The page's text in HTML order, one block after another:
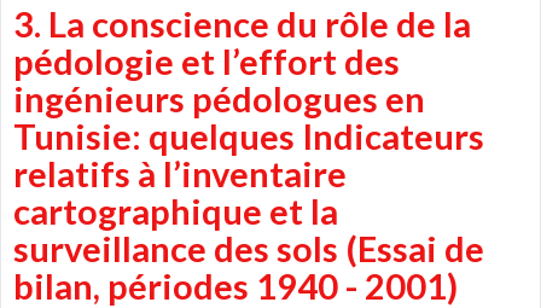
3. La conscience du rôle de la
pédologie et l’effort des
ingénieurs pédologues en
Tunisie: quelques Indicateurs
relatifs à l’inventaire
cartographique et la
surveillance des sols (Essai de
bilan, périodes 1940 - 2001)